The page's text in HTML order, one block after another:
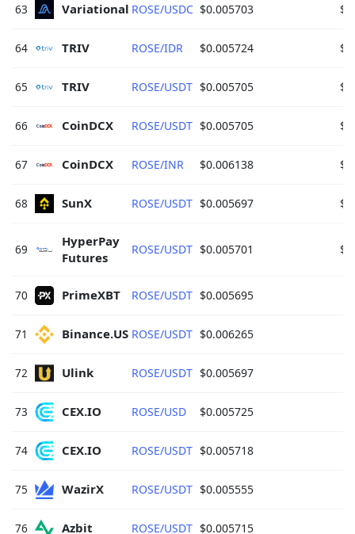
63 Variational ROSE/USDC $0.005703
64 TRIV ROSE/IDR $0.005724
65 TRIV ROSE/USDT $0.005705
66 CoinDCX ROSE/USDT $0.005705
67 CoinDCX ROSE/INR $0.006138
68 SunX ROSE/USDT $0.005697
69
HyperPay
Futures
ROSE/USDT $0.005701
70 PrimeXBT ROSE/USDT $0.005695
71 Binance.US ROSE/USDT $0.006265
72 Ulink ROSE/USDT $0.005697
73 CEX.IO ROSE/USD $0.005725
74 CEX.IO ROSE/USDT $0.005718
75 WazirX ROSE/USDT $0.005555
76 Azbit ROSE/USDT $0.005715